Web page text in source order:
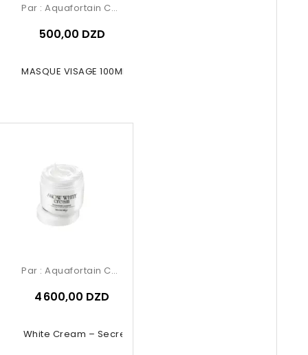
MASQUE VISAGE 100ML MILK
Par : Aquafortain Cosmetics
500,00 DZD
White Cream – Secret Key
Par : Aquafortain Cosmetics
4 600,00 DZD